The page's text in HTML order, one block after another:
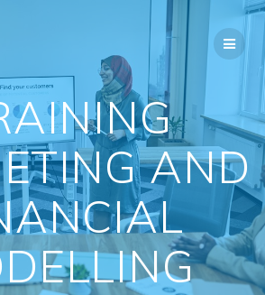
AND